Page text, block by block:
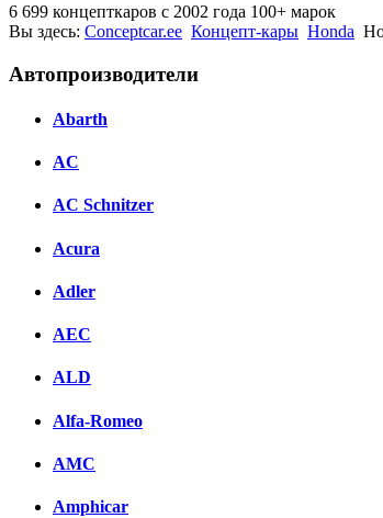
6 699 концепткаров с 2002 года 100+ марок
Вы здесь: Conceptcar.ee Концепт-кары Honda
Автопроизводители
Abarth
AC
AC Schnitzer
Acura
Adler
AEC
ALD
Alfa-Romeo
AMC
Amphicar